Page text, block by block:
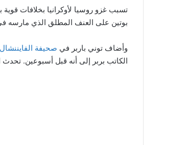
تسبب غزو روسيا لأوكرانيا بخلافات
بوتين على العنف المطلق الذي مارسه
وأضاف توني باربر في صحيفة الفايننشال
الكاتب بربر إلى أنه قبل أسبوعين. تحدث